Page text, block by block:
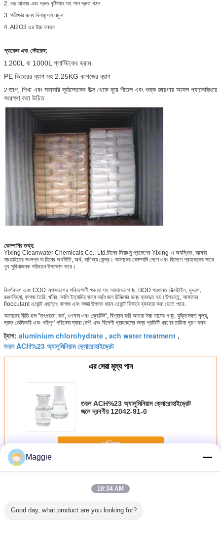
2. বড় আকার এবং দ্রুত বৃষ্টিপাত সহ পাল দ্রুত গঠন
3. পরীক্ষার জন্য বিনামূল্যে নমুনা.
4. Al2O3 এর উচ্চ ঘনত্ব
প্যাকেজ এবং স্টোরেজ:
1.200L বা 1000L প্লাস্টিকের ড্রাম
PE ভিতরের ব্যাগ সহ 2.25KG কাগজের ব্যাগ
2.তাপ, শিখা এবং সরাসরি সূর্যালোকের উত্স থেকে দূরে শীতল এবং শুষ্ক জায়গায় আসল প্যাকেজিংয়ে
সংরক্ষণ করা উচিত
কোম্পানির তথ্য:
Yixing Cleanwater Chemicals Co., Ltd.চীনের জিয়াংসু প্রদেশের Yixing-এ অবস্থিত, আমরা
সাংহাইয়ের সংলগ্ন যা চীনের অর্থনীতি, অর্থ, বাণিজ্য কেন্দ্র। আমাদের কোম্পানি দেশে এবং বিদেশে গ্রাহকদের সাথে
খুব সুবিধাজনক পরিবহন উপভোগ করে।
বিবর্ণকরণ এবং COD অপসারণের শক্তিশালী ক্ষমতা সহ আমাদের পণ্য, BOD প্রধানত টেক্সটাইল, মুদ্রণ,
রঞ্জনবিদ্যা, কাগজ তৈরি, খনির, কালি ইত্যাদির জন্য বর্জ্য জল চিকিত্সার জন্য ব্যবহৃত হয়।উপরন্তু, আমাদের
flocculant এজেন্ট এছাড়াও কাগজ এবং সজ্জা উত্পাদন ধারন এজেন্ট হিসাবে ব্যবহার করা যেতে পারে.
আমাদের নীতি হল "তৎপরতা, কর্ম, গুণমান এবং ক্রেডিট", বিশ্বাস করি আমরা উচ্চ মানের পণ্য, যুক্তিসঙ্গত মূল্য,
দ্রুত ডেলিভারি এবং পরিপূর্ণ পরিষেবা দ্বারা দেশী এবং বিদেশী গ্রাহকদের জন্য প্রতিটি ধরণের চাহিদা পূরণ করব
ট্যাগ: aluminium chlorohydrate , ach water treatment ,
তরল ACH%23 অ্যালুমিনিয়াম ক্লোরোহাইড্রেট
এর সেরা মূল্য পান
তরল ACH%23 অ্যালুমিনিয়াম ক্লোরোহাইড্রেট
জলে দ্রবণীয় 12042-91-0
চালিয়ে
অধিকঅ্যালুমিনিয়াম ক্লোরোহাইড্রেট
Maggie
10:34 AM
Good day, what product are you looking for?